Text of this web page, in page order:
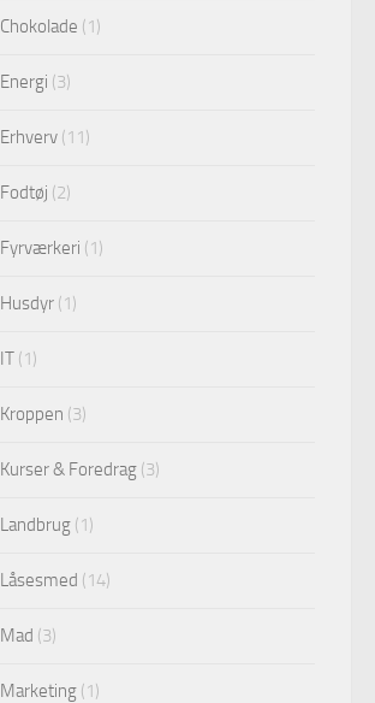
Chokolade (1)
Energi (3)
Erhverv (11)
Fodtøj (2)
Fyrværkeri (1)
Husdyr (1)
IT (1)
Kroppen (3)
Kurser & Foredrag (3)
Landbrug (1)
Låsesmed (14)
Mad (3)
Marketing (1)